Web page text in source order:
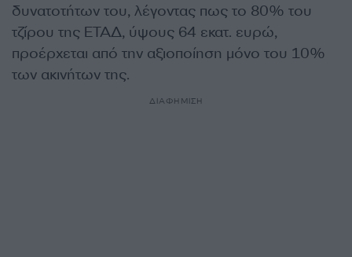
δυνατοτήτων του, λέγοντας πως το 80% του
τζίρου της ΕΤΑΔ, ύψους 64 εκατ. ευρώ,
προέρχεται από την αξιοποίηση μόνο του 10%
των ακινήτων της.
ΔΙΑΦΗΜΙΣΗ